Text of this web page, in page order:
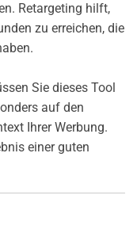
Retargeting hilft,
zu erreichen, die
Sie dieses Tool
auf den
Ihrer Werbung.
einer guten